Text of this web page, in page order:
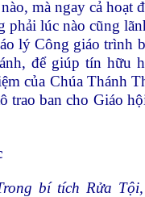
mà ngay cả hoạt
phải lúc nào cũng
lý Công giáo trình
để giúp tín hữu
của Chúa Thánh
trao ban cho Giáo
bí tích Rửa